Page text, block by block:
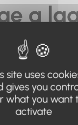
a
ou
utiliser le moteur de
le menu pour
site uses
gives you
what you want
activate